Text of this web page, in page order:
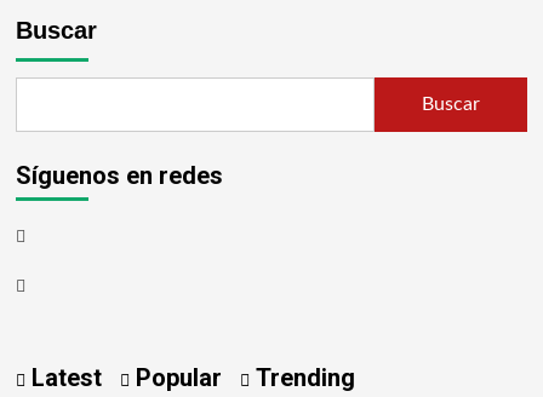
Buscar
Buscar
Síguenos en redes
Latest Popular Trending